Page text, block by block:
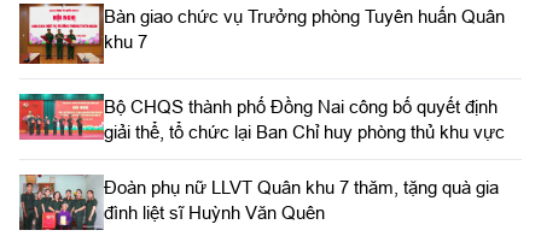
Bàn giao chức vụ Trưởng phòng Tuyên huấn Quân
khu 7
Bộ CHQS thành phố Đồng Nai công bố quyết định
giải thể, tổ chức lại Ban Chỉ huy phòng thủ khu vực
Đoàn phụ nữ LLVT Quân khu 7 thăm, tặng quà gia
đình liệt sĩ Huỳnh Văn Quên